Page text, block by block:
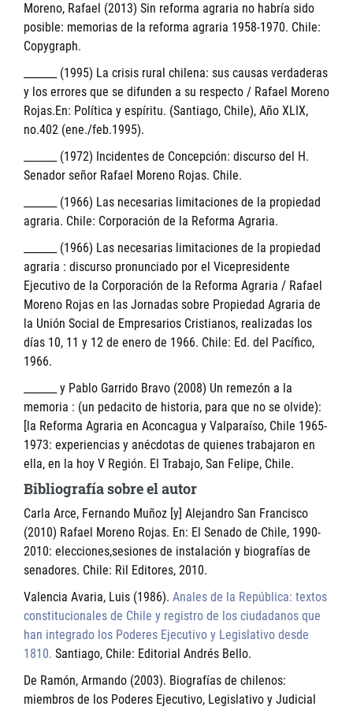
Moreno, Rafael (2013) Sin reforma agraria no habría sido
posible: memorias de la reforma agraria 1958-1970. Chile:
Copygraph.
_______ (1995) La crisis rural chilena: sus causas verdaderas
y los errores que se difunden a su respecto / Rafael Moreno
Rojas.En: Política y espíritu. (Santiago, Chile), Año XLIX,
no.402 (ene./feb.1995).
_______ (1972) Incidentes de Concepción: discurso del H.
Senador señor Rafael Moreno Rojas. Chile.
_______ (1966) Las necesarias limitaciones de la propiedad
agraria. Chile: Corporación de la Reforma Agraria.
_______ (1966) Las necesarias limitaciones de la propiedad
agraria : discurso pronunciado por el Vicepresidente
Ejecutivo de la Corporación de la Reforma Agraria / Rafael
Moreno Rojas en las Jornadas sobre Propiedad Agraria de
la Unión Social de Empresarios Cristianos, realizadas los
días 10, 11 y 12 de enero de 1966. Chile: Ed. del Pacífico,
1966.
_______ y Pablo Garrido Bravo (2008) Un remezón a la
memoria : (un pedacito de historia, para que no se olvide):
[la Reforma Agraria en Aconcagua y Valparaíso, Chile 1965-
1973: experiencias y anécdotas de quienes trabajaron en
ella, en la hoy V Región. El Trabajo, San Felipe, Chile.
Bibliografía sobre el autor
Carla Arce, Fernando Muñoz [y] Alejandro San Francisco
(2010) Rafael Moreno Rojas. En: El Senado de Chile, 1990-
2010: elecciones,sesiones de instalación y biografías de
senadores. Chile: Ril Editores, 2010.
Valencia Avaria, Luis (1986). Anales de la República: textos
constitucionales de Chile y registro de los ciudadanos que
han integrado los Poderes Ejecutivo y Legislativo desde
1810. Santiago, Chile: Editorial Andrés Bello.
De Ramón, Armando (2003). Biografías de chilenos:
miembros de los Poderes Ejecutivo, Legislativo y Judicial